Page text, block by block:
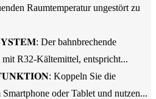
Raumtemperatur ungestört zu
Der bahnbrechende
R32-Kältemittel, entspricht...
Koppeln Sie die
oder Tablet und nutzen...